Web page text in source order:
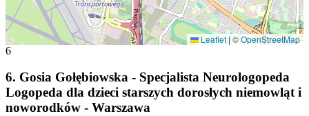
Leaflet | ©OpenStreetMap
6
6. Gosia Gołębiowska - Specjalista Neurologopeda
Logopeda dla dzieci starszych dorosłych niemowląt i
noworodków - Warszawa